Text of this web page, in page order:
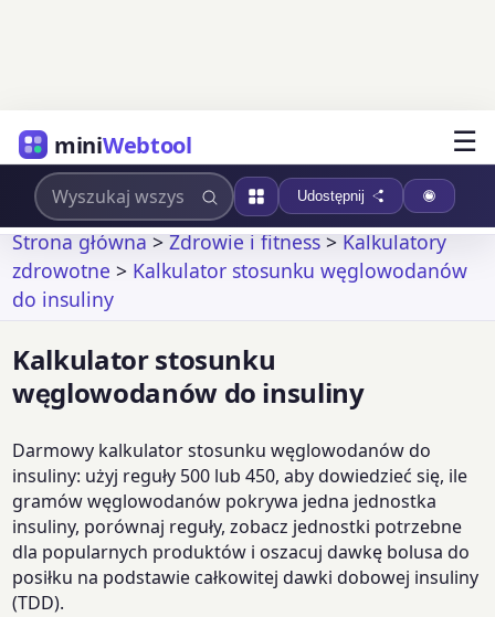
miniWebtool ☰
Udostępnij
Strona główna>Zdrowie i fitness>Kalkulatory
zdrowotne > Kalkulator stosunku węglowodanów
do insuliny
Kalkulator stosunku
węglowodanów do insuliny
Darmowy kalkulator stosunku węglowodanów do
insuliny: użyj reguły 500 lub 450, aby dowiedzieć się, ile
gramów węglowodanów pokrywa jedna jednostka
insuliny, porównaj reguły, zobacz jednostki potrzebne
dla popularnych produktów i oszacuj dawkę bolusa do
posiłku na podstawie całkowitej dawki dobowej insuliny
(TDD).